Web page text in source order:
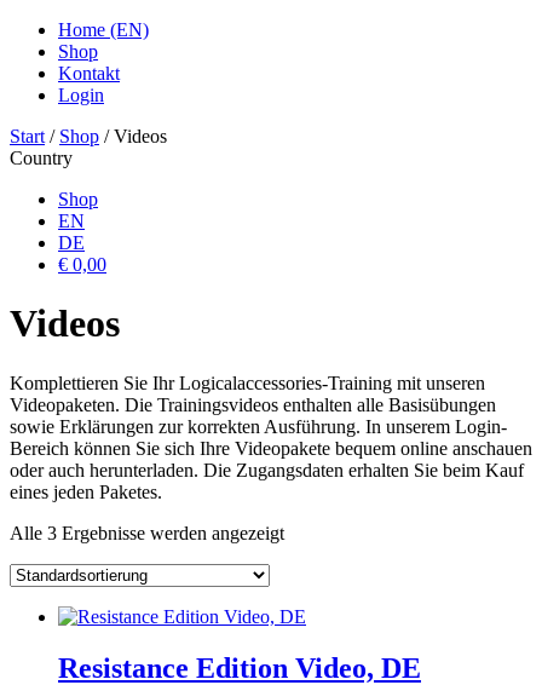
Home (EN)
Shop
Kontakt
Login
Start / Shop / Videos
Country
Shop
EN
DE
€ 0,00
Videos
Komplettieren Sie Ihr Logicalaccessories-Training mit unseren
Videopaketen. Die Trainingsvideos enthalten alle Basisübungen
sowie Erklärungen zur korrekten Ausführung. In unserem Login-
Bereich können Sie sich Ihre Videopakete bequem online anschauen
oder auch herunterladen. Die Zugangsdaten erhalten Sie beim Kauf
eines jeden Paketes.
Alle 3 Ergebnisse werden angezeigt
Resistance Edition Video, DE